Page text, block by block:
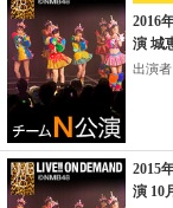
2016
演 城
出演
2015
演 10